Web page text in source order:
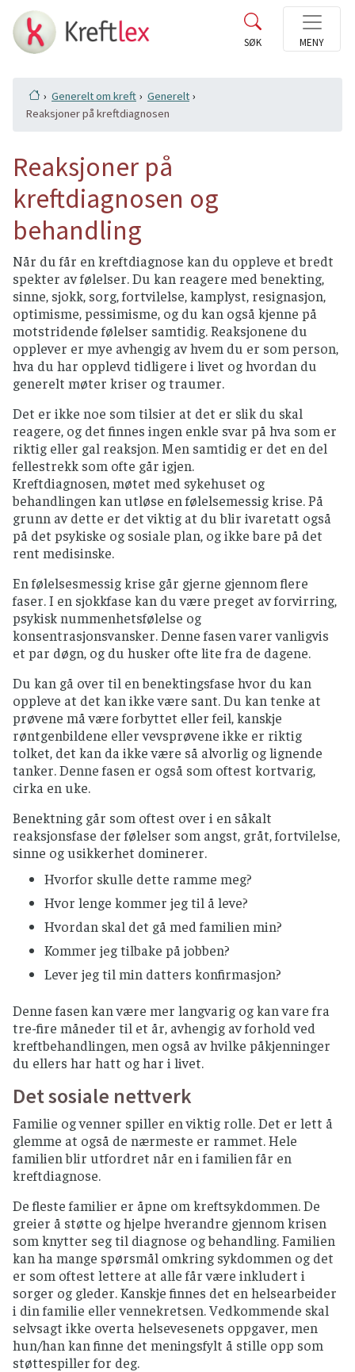
Generelt om kreft
Generelt
Reaksjoner på kreftdiagnosen
Reaksjoner på
kreftdiagnosen og
behandling
Når du får en kreftdiagnose kan du oppleve et bredt
spekter av følelser. Du kan reagere med benekting,
sinne, sjokk, sorg, fortvilelse, kamplyst, resignasjon,
optimisme, pessimisme, og du kan også kjenne på
motstridende følelser samtidig. Reaksjonene du
opplever er mye avhengig av hvem du er som person,
hva du har opplevd tidligere i livet og hvordan du
generelt møter kriser og traumer.
Det er ikke noe som tilsier at det er slik du skal
reagere, og det finnes ingen enkle svar på hva som er
riktig eller gal reaksjon. Men samtidig er det en del
fellestrekk som ofte går igjen.
Kreftdiagnosen, møtet med sykehuset og
behandlingen kan utløse en følelsemessig krise. På
grunn av dette er det viktig at du blir ivaretatt også
på det psykiske og sosiale plan, og ikke bare på det
rent medisinske.
En følelsesmessig krise går gjerne gjennom flere
faser. I en sjokkfase kan du være preget av forvirring,
psykisk nummenhetsfølelse og
konsentrasjonsvansker. Denne fasen varer vanligvis
et par døgn, og du husker ofte lite fra de dagene.
Du kan gå over til en benektingsfase hvor du kan
oppleve at det kan ikke være sant. Du kan tenke at
prøvene må være forbyttet eller feil, kanskje
røntgenbildene eller vevsprøvene ikke er riktig
tolket, det kan da ikke være så alvorlig og lignende
tanker. Denne fasen er også som oftest kortvarig,
cirka en uke.
Benektning går som oftest over i en såkalt
reaksjonsfase der følelser som angst, gråt, fortvilelse,
sinne og usikkerhet dominerer.
Hvorfor skulle dette ramme meg?
Hvor lenge kommer jeg til å leve?
Hvordan skal det gå med familien min?
Kommer jeg tilbake på jobben?
Lever jeg til min datters konfirmasjon?
Denne fasen kan være mer langvarig og kan vare fra
tre-fire måneder til et år, avhengig av forhold ved
kreftbehandlingen, men også av hvilke påkjenninger
du ellers har hatt og har i livet.
Det sosiale nettverk
Familie og venner spiller en viktig rolle. Det er lett å
glemme at også de nærmeste er rammet. Hele
familien blir utfordret når en i familien får en
kreftdiagnose.
De fleste familier er åpne om kreftsykdommen. De
greier å støtte og hjelpe hverandre gjennom krisen
som knytter seg til diagnose og behandling. Familien
kan ha mange spørsmål omkring sykdommen og det
er som oftest lettere at alle får være inkludert i
sorger og gleder. Kanskje finnes det en helsearbeider
i din familie eller vennekretsen. Vedkommende skal
selvsagt ikke overta helsevesenets oppgaver, men
hun/han kan finne det meningsfylt å stille opp som
støttespiller for deg.